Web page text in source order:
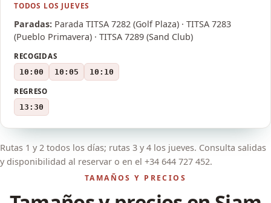
TODOS LOS JUEVES
Paradas: Parada TITSA 7282 (Golf Plaza) · TITSA 7283
(Pueblo Primavera) · TITSA 7289 (Sand Club)
RECOGIDAS
10:00
10:05 10:10
REGRESO
13:30
Rutas 1 y 2 todos los días; rutas 3 y 4 los jueves. Consulta salidas
y disponibilidad al reservar o en el +34 644 727 452.
TAMAÑOS Y PRECIOS